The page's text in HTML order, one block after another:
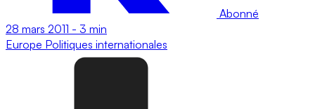
Abonné
28 mars 2011 - 3 min
Europe Politiques internationales